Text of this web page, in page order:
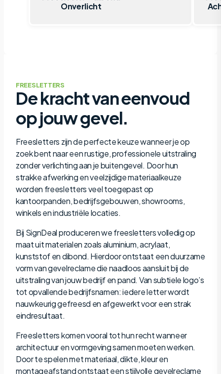
Onverlicht
FREESLETTERS
De kracht van eenvoud
op jouw gevel.
Freesletters zijn de perfecte keuze wanneer je op
zoek bent naar een rustige, professionele uitstraling
zonder verlichting aan je buitengevel. Door hun
strakke afwerking en veelzijdige materiaalkeuze
worden freesletters veel toegepast op
kantoorpanden, bedrijfsgebouwen, showrooms,
winkels en industriële locaties.
Bij SignDeal produceren we freesletters volledig op
maat uit materialen zoals aluminium, acrylaat,
kunststof en dibond. Hierdoor ontstaat een duurzame
vorm van gevelreclame die naadloos aansluit bij de
uitstraling van jouw bedrijf en pand. Van subtiele logo’s
tot opvallende bedrijfsnamen: iedere letter wordt
nauwkeurig gefreesd en afgewerkt voor een strak
eindresultaat.
Freesletters komen vooral tot hun recht wanneer
architectuur en vormgeving samen moeten werken.
Door te spelen met materiaal, dikte, kleur en
montageafstand ontstaat een stijlvolle gevelreclame